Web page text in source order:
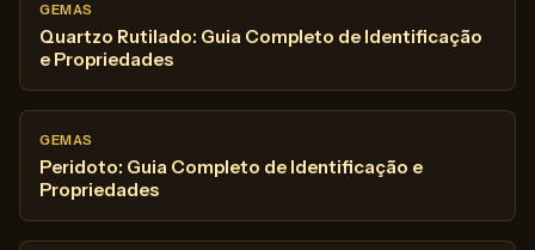
GEMAS
Quartzo Rutilado: Guia Completo de Identificação
e Propriedades
GEMAS
Peridoto: Guia Completo de Identificação e
Propriedades